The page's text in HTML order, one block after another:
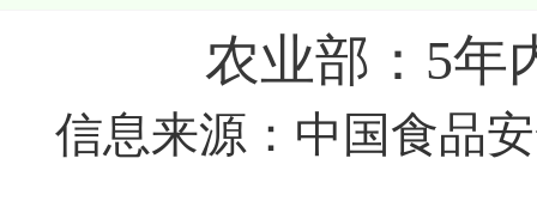
农业部：5年
信息来源：中国食品